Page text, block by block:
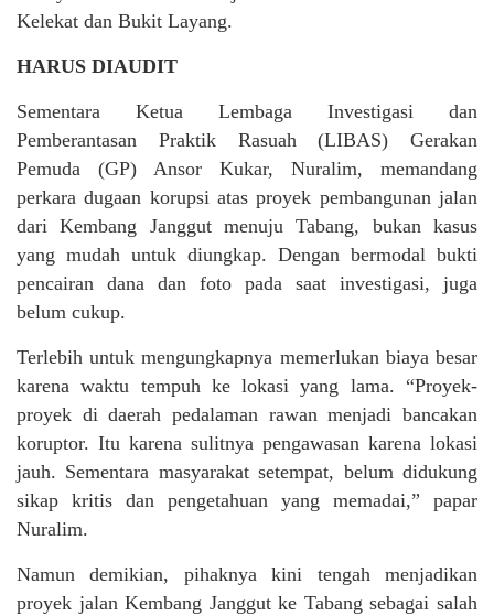
Kelekat dan Bukit Layang.
HARUS DIAUDIT
Sementara Ketua Lembaga Investigasi dan
Pemberantasan Praktik Rasuah (LIBAS) Gerakan
Pemuda (GP) Ansor Kukar, Nuralim, memandang
perkara dugaan korupsi atas proyek pembangunan jalan
dari Kembang Janggut menuju Tabang, bukan kasus
yang mudah untuk diungkap. Dengan bermodal bukti
pencairan dana dan foto pada saat investigasi, juga
belum cukup.
Terlebih untuk mengungkapnya memerlukan biaya besar
karena waktu tempuh ke lokasi yang lama. “Proyek-
proyek di daerah pedalaman rawan menjadi bancakan
koruptor. Itu karena sulitnya pengawasan karena lokasi
jauh. Sementara masyarakat setempat, belum didukung
sikap kritis dan pengetahuan yang memadai,” papar
Nuralim.
Namun demikian, pihaknya kini tengah menjadikan
proyek jalan Kembang Janggut ke Tabang sebagai salah